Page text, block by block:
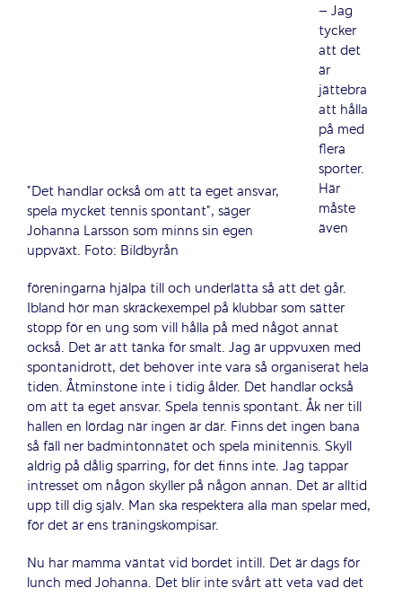
”Det handlar också om att ta eget ansvar,
spela mycket tennis spontant”, säger
Johanna Larsson som minns sin egen
uppväxt. Foto: Bildbyrån
– Jag
tycker
att det
är
jättebra
att hålla
på med
flera
sporter.
Här
måste
även
föreningarna hjälpa till och underlätta så att det går.
Ibland hör man skräckexempel på klubbar som sätter
stopp för en ung som vill hålla på med något annat
också. Det är att tänka för smalt. Jag är uppvuxen med
spontanidrott, det behöver inte vara så organiserat hela
tiden. Åtminstone inte i tidig ålder. Det handlar också
om att ta eget ansvar. Spela tennis spontant. Åk ner till
hallen en lördag när ingen är där. Finns det ingen bana
så fäll ner badmintonnätet och spela minitennis. Skyll
aldrig på dålig sparring, för det finns inte. Jag tappar
intresset om någon skyller på någon annan. Det är alltid
upp till dig själv. Man ska respektera alla man spelar med,
för det är ens träningskompisar.
Nu har mamma väntat vid bordet intill. Det är dags för
lunch med Johanna. Det blir inte svårt att veta vad det